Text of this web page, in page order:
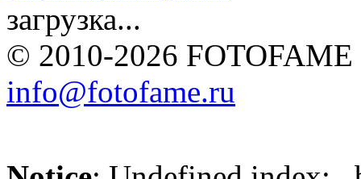
загрузка...
© 2010-2026 FOTOFAME
info@fotofame.ru